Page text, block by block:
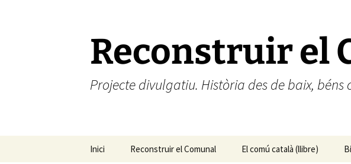
Reconstruir el
Projecte divulgatiu. Història des de baix,
Inici Reconstruir el Comunal El comú català (llibre)